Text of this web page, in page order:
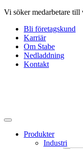
Hoppa
innehåll
Vi söker medarbetare till
Bli företagskund
Karriär
Om Stabe
Nedladdning
Kontakt
Produkter
Industri